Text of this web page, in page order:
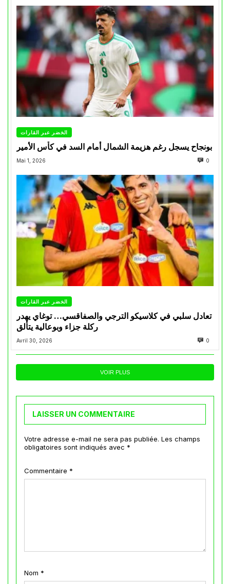
الخضر عبر القارات
بونجاح يسجل رغم هزيمة الشمال أمام السد في كأس الأمير
Mai 1, 2026 0
الخضر عبر القارات
تعادل سلبي في كلاسيكو الترجي والصفاقسي… توغاي يهدر
ركلة جزاء وبوعالية يتألق
Avril 30, 2026 0
VOIR PLUS
LAISSER UN COMMENTAIRE
Votre adresse e-mail ne sera pas publiée. Les champs
obligatoires sont indiqués avec *
Commentaire *
Nom *